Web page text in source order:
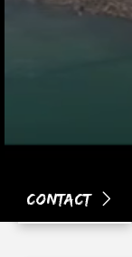
Contact